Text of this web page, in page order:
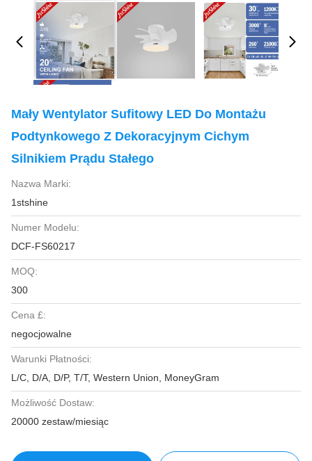
Mały Wentylator Sufitowy LED Do Montażu
Podtynkowego Z Dekoracyjnym Cichym
Silnikiem Prądu Stałego
Nazwa Marki:
1stshine
Numer Modelu:
DCF-FS60217
MOQ:
300
Cena £:
negocjowalne
Warunki Płatności:
L/C, D/A, D/P, T/T, Western Union, MoneyGram
Możliwość Dostaw:
20000 zestaw/miesiąc